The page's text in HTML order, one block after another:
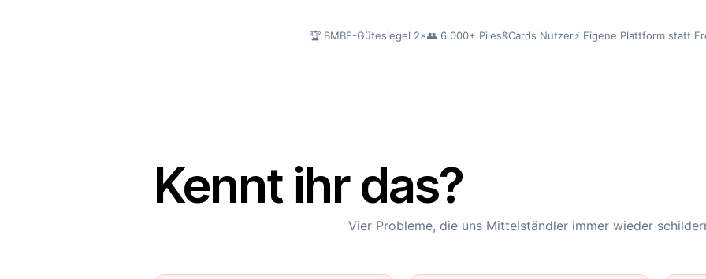
🏆 BMBF-Gütesiegel 2×👥 6.000+ Piles&Cards Nutzer⚡ Eigene Plattform statt
Kennt ihr das?
Vier Probleme, die uns Mittelständler immer wieder